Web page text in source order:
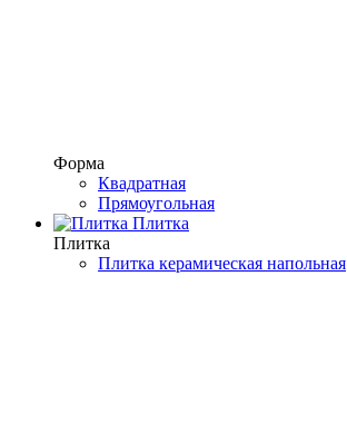
Форма
Квадратная
Прямоугольная
Плитка
Плитка
Плитка керамическая напольная